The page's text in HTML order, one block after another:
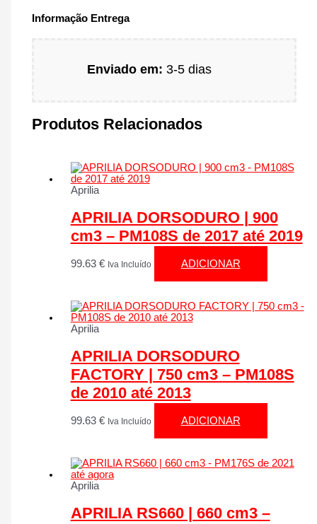
Informação Entrega
Enviado em: 3-5 dias
Produtos Relacionados
Aprilia
APRILIA DORSODURO | 900
cm3 – PM108S de 2017 até 2019
99.63 € Iva Incluído ADICIONAR
Aprilia
APRILIA DORSODURO
FACTORY | 750 cm3 – PM108S
de 2010 até 2013
99.63 € Iva Incluído ADICIONAR
Aprilia
APRILIA RS660 | 660 cm3 –